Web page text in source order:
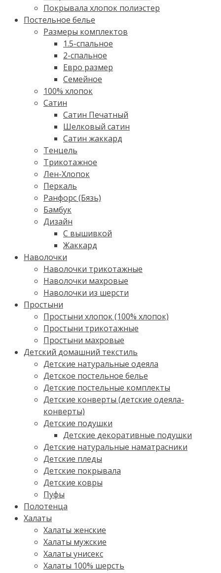
Покрывала хлопок полиэстер
Постельное белье
Размеры комплектов
1.5-спальное
2-спальное
Евро размер
Семейное
100% хлопок
Cатин
Сатин Печатный
Шелковый сатин
Сатин жаккард
Тенцель
Трикотажное
Лен-Хлопок
Перкаль
Ранфорс (Бязь)
Бамбук
Дизайн
С вышивкой
Жаккард
Наволочки
Наволочки трикотажные
Наволочки махровые
Наволочки из шерсти
Простыни
Простыни хлопок (100% хлопок)
Простыни трикотажные
Простыни махровые
Детский домашний текстиль
Детские натуральные одеяла
Детское постельное белье
Детские постельные комплекты
Детские конверты (детские одеяла-
конверты)
Детские подушки
Детские декоративные подушки
Детские натуральные наматрасники
Детские пледы
Детские покрывала
Детские ковры
Пуфы
Полотенца
Халаты
Халаты женские
Халаты мужские
Халаты унисекс
Халаты 100% шерсть